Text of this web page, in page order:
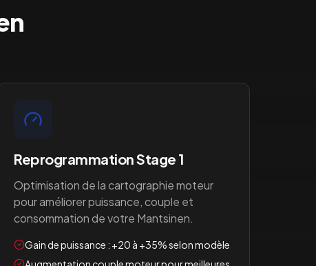
Reprogrammation Stage 1
Optimisation de la cartographie moteur
pour améliorer puissance, couple et
consommation de votre Mantsinen.
Gain de puissance : +20 à +35% selon modèle